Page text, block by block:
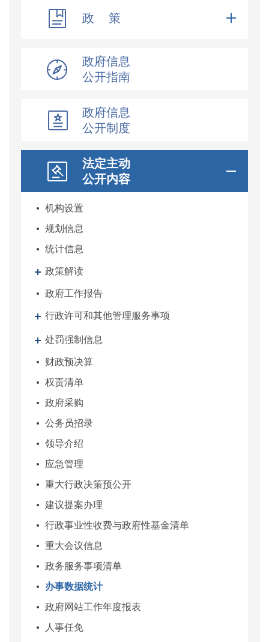
政 策
政府信息
公开指南
政府信息
公开制度
法定主动
公开内容
机构设置
规划信息
统计信息
政策解读
政府工作报告
行政许可和其他管理服务事项
处罚强制信息
财政预决算
权责清单
政府采购
公务员招录
领导介绍
应急管理
重大行政决策预公开
建议提案办理
行政事业性收费与政府性基金清单
重大会议信息
政务服务事项清单
办事数据统计
政府网站工作年度报表
人事任免